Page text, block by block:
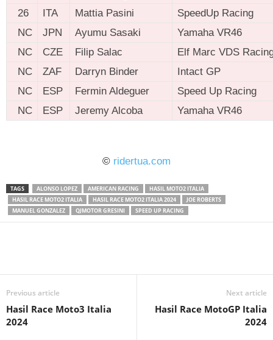
26
ITA Mattia Pasini
SpeedUp Racing
NC
JPN Ayumu Sasaki
Yamaha VR46
NC
CZE Filip Salac
Elf Marc VDS
NC
ZAF Darryn Binder
Intact GP
NC
ESP Fermin Aldeguer
Speed Up Racing
NC
ESP Jeremy Alcoba Yamaha VR46
© ridertua.com
TAGS ALONSO LOPEZ AMERICAN RACING
HASIL MOTO2 ITALIA
HASIL RACE MOTO2 ITALIA
HASIL RACE MOTO2 ITALIA 2024
JOE ROBERTS
MANUEL GONZALEZ
QJMOTOR GRESINI SPEED UP RACING
Previous article
Hasil Race Moto3 Italia
2024
Next article
Hasil Race MotoGP Italia
2024